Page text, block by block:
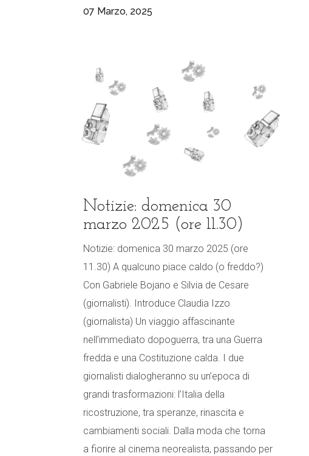
07 Marzo, 2025
Notizie: domenica 30
marzo 2025 (ore 11.30)
Notizie: domenica 30 marzo 2025 (ore
11.30) A qualcuno piace caldo (o freddo?)
Con Gabriele Bojano e Silvia de Cesare
(giornalisti). Introduce Claudia Izzo
(giornalista) Un viaggio affascinante
nell’immediato dopoguerra, tra una Guerra
fredda e una Costituzione calda. I due
giornalisti dialogheranno su un’epoca di
grandi trasformazioni: l’Italia della
ricostruzione, tra speranze, rinascita e
cambiamenti sociali. Dalla moda che torna
a fiorire al cinema neorealista, passando per